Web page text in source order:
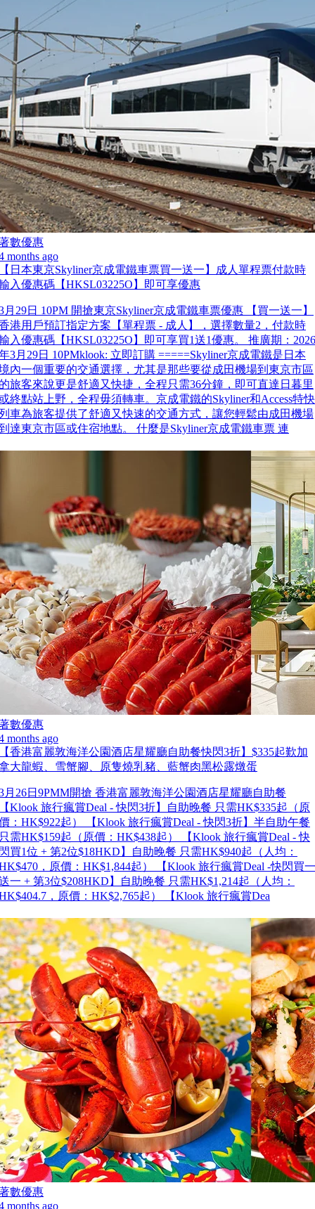
數優惠
months ago
日本東京Skyliner京成電鐵車票買一送一】成人單程票付款時
入優惠碼【HKSL03225O】即可享優惠
月29日 10PM 開搶東京Skyliner京成電鐵車票優惠 【買一送一】
港用戶預訂指定方案【單程票 - 成人】，選擇數量2，付款時
入優惠碼【HKSL03225O】即可享買1送1優惠。 推廣期：2026
3月29日 10PMklook: 立即訂購 =====Skyliner京成電鐵是日本
內一個重要的交通選擇，尤其是那些要從成田機場到東京市區
旅客來說更是舒適又快捷，全程只需36分鐘，即可直達日暮里
終點站上野，全程毋須轉車。京成電鐵的Skyliner和Access特快
車為旅客提供了舒適又快速的交通方式，讓您輕鬆由成田機場
達東京市區或住宿地點。 什麼是Skyliner京成電鐵車票 連
數優惠
months ago
香港富麗敦海洋公園酒店星耀廳自助餐快閃3折】$335起歎加
大龍蝦、雪蟹腳、原隻燒乳豬、藍蟹肉黑松露燉蛋
月26日9PMM開搶 香港富麗敦海洋公園酒店星耀廳自助餐
Klook 旅行瘋賞Deal - 快閃3折】自助晚餐 只需HK$335起（原
：HK$922起） 【Klook 旅行瘋賞Deal - 快閃3折】半自助午餐
需HK$159起（原價：HK$438起） 【Klook 旅行瘋賞Deal - 快
買1位 + 第2位$18HKD】自助晚餐 只需HK$940起（人均：
，原價：HK$1,844起） 【Klook 旅行瘋賞Deal -快閃買一
一 + 第3位$208HKD】自助晚餐 只需HK$1,214起（人均：
，原價：HK$2,765起） 【Klook 旅行瘋賞Dea
數優惠
months ago